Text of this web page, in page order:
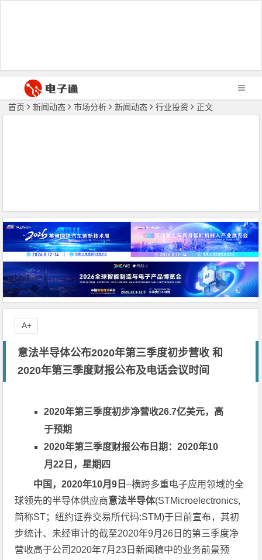
首页 新闻动态 市场分析 新闻动态 行业投资 正文
意法半导体公布2020年第三季度初步营收 和
2020年第三季度财报公布及电话会议时间
2020年第三季度初步净营收26.7亿美元，高
于预期
2020年第三季度财报公布日期：2020年10
月22 日，星期四
中国，2020年10月9日–横跨多重电子应用领域的全
球领先的半导体供应商意法半导体(STMicroelectronics,
简称ST；纽约证券交易所代码:STM)于日前宣布，其初
步统计、未经审计的截至2020年9月26日的第三季度净
营收高于公司2020年7月23日新闻稿中的业务前景预
A+